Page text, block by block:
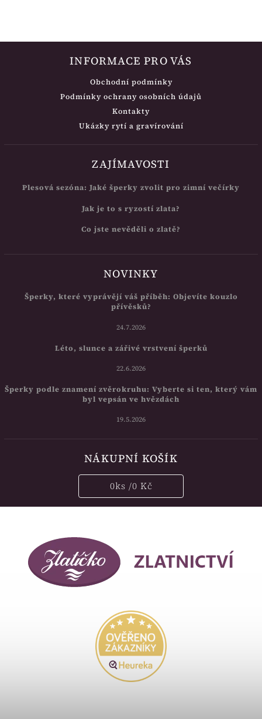
INFORMACE PRO VÁS
Obchodní podmínky
Podmínky ochrany osobních údajů
Kontakty
Ukázky rytí a gravírování
ZAJÍMAVOSTI
Plesová sezóna: Jaké šperky zvolit pro zimní večírky
Jak je to s ryzostí zlata?
Co jste nevěděli o zlatě?
NOVINKY
Šperky, které vyprávějí váš příběh: Objevíte kouzlo
přívěsků?
24.7.2026
Léto, slunce a zářivé vrstvení šperků
22.6.2026
Šperky podle znamení zvěrokruhu: Vyberte si ten, který vám
byl vepsán ve hvězdách
19.5.2026
NÁKUPNÍ KOŠÍK
0ks /0 Kč